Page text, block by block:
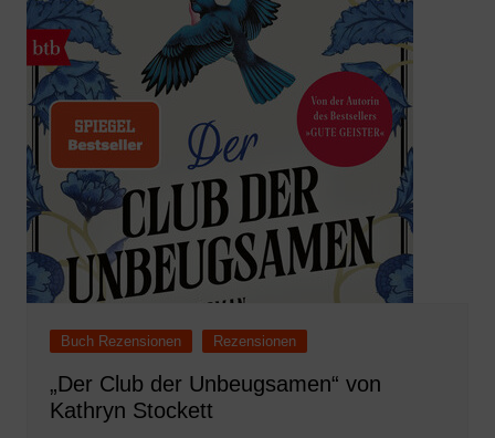
Buch Rezensionen Rezensionen
„Der Club der Unbeugsamen“ von
Kathryn Stockett